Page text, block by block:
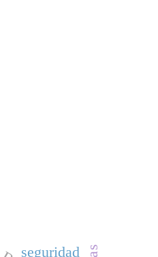
seguridad